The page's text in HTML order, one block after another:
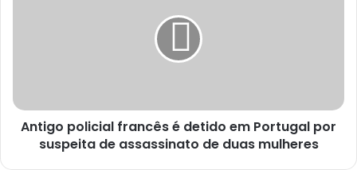
Antigo policial francês é detido em Portugal por
suspeita de assassinato de duas mulheres